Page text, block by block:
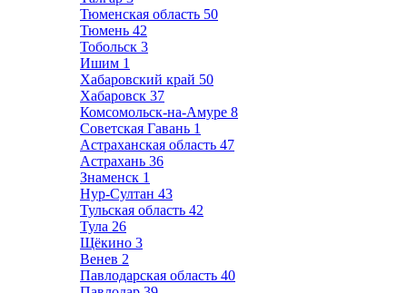
Тюменская область 50
Тюмень 42
Тобольск 3
Ишим 1
Хабаровский край 50
Хабаровск 37
Комсомольск-на-Амуре 8
Советская Гавань 1
Астраханская область 47
Астрахань 36
Знаменск 1
Нур-Султан 43
Тульская область 42
Тула 26
Щёкино 3
Венев 2
Павлодарская область 40